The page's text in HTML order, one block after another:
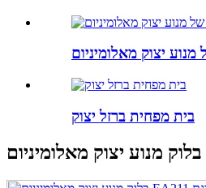
בית מפחית ברזל יצוק